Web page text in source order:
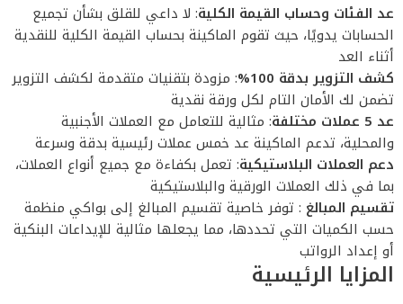
عد الفئات وحساب القيمة الكلية: لا داعي للقلق بشأن تجميع
الحسابات يدويًا، حيث تقوم الماكينة بحساب القيمة الكلية للنقدية
أثناء العد
كشف التزوير بدقة 100%
: مزودة بتقنيات متقدمة لكشف التزوير
تضمن لك الأمان التام لكل ورقة نقدية
عد 5 عملات مختلفة
: مثالية للتعامل مع العملات الأجنبية
والمحلية، تدعم الماكينة عد خمس عملات رئيسية بدقة وسرعة
دعم العملات البلاستيكية: تعمل بكفاءة مع جميع أنواع العملات،
بما في ذلك العملات الورقية والبلاستيكية
تقسيم المبالغ : توفر خاصية تقسيم المبالغ إلى بواكي منظمة
حسب الكميات التي تحددها، مما يجعلها مثالية للإيداعات البنكية
أو إعداد الرواتب
المزايا الرئيسية